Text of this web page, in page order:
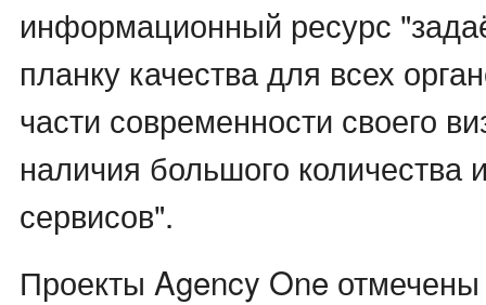
информационный ресурс
планку качества для всех
части современности своего
наличия большого количества
сервисов".
Проекты Agency One